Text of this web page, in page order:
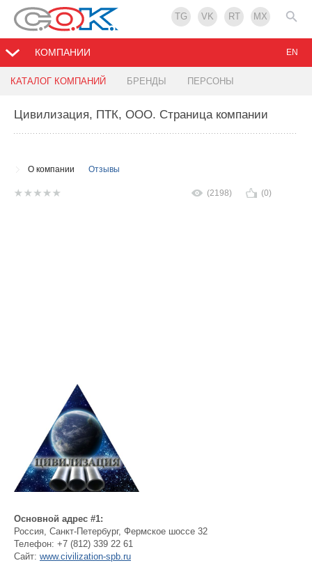
TG VK RT MX
КОМПАНИИ
КАТАЛОГ КОМПАНИЙ БРЕНДЫ ПЕРСОНЫ
EN
Цивилизация, ПТК, ООО. Страница компании
О компании Отзывы
(2198) (0)
Основной адрес #1:
Россия, Санкт-Петербург, Фермское шоссе 32
Телефон: +7 (812) 339 22 61
Сайт: www.civilization-spb.ru